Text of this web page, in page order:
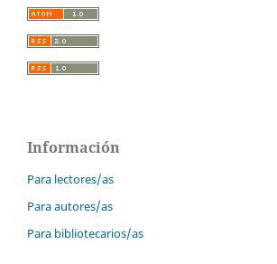
Información
Para lectores/as
Para autores/as
Para bibliotecarios/as